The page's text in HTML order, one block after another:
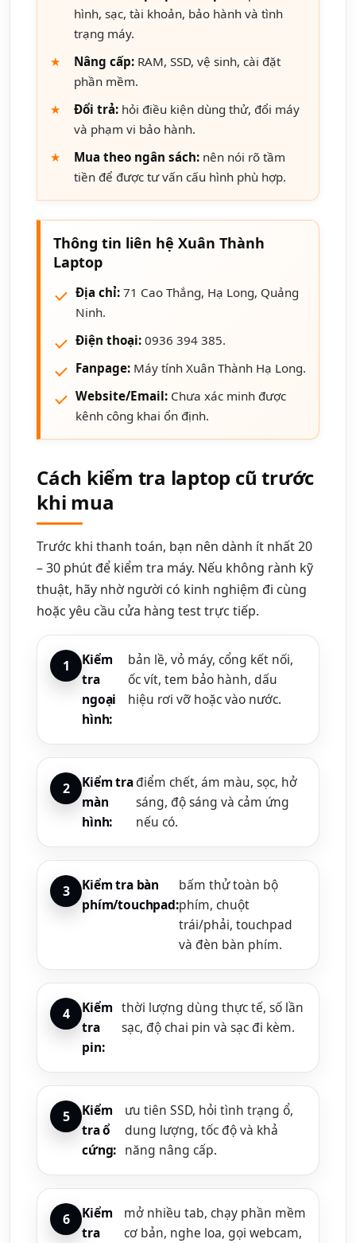
hình, sạc, tài khoản, bảo hành và tình
trạng máy.
Nâng cấp: RAM, SSD, vệ sinh, cài đặt
phần mềm.
Đổi trả: hỏi điều kiện dùng thử, đổi máy
và phạm vi bảo hành.
Mua theo ngân sách: nên nói rõ tầm
tiền để được tư vấn cấu hình phù hợp.
Thông tin liên hệ Xuân Thành
Laptop
Địa chỉ: 71 Cao Thắng, Hạ Long, Quảng
Ninh.
Điện thoại: 0936 394 385.
Fanpage: Máy tính Xuân Thành Hạ Long.
Website/Email: Chưa xác minh được
kênh công khai ổn định.
Cách kiểm tra laptop cũ trước
khi mua
Trước khi thanh toán, bạn nên dành ít nhất 20
– 30 phút để kiểm tra máy. Nếu không rành kỹ
thuật, hãy nhờ người có kinh nghiệm đi cùng
hoặc yêu cầu cửa hàng test trực tiếp.
Kiểm
tra
ngoại
hình:
bản lề, vỏ máy, cổng kết nối,
ốc vít, tem bảo hành, dấu
hiệu rơi vỡ hoặc vào nước.
Kiểm tra
màn
hình:
điểm chết, ám màu, sọc, hở
sáng, độ sáng và cảm ứng
nếu có.
Kiểm tra bàn
phím/touchpad:
bấm thử toàn bộ
phím, chuột
trái/phải, touchpad
và đèn bàn phím.
Kiểm
tra
pin:
thời lượng dùng thực tế, số lần
sạc, độ chai pin và sạc đi kèm.
Kiểm
tra ổ
cứng:
ưu tiên SSD, hỏi tình trạng ổ,
dung lượng, tốc độ và khả
năng nâng cấp.
Kiểm
tra
mở nhiều tab, chạy phần mềm
cơ bản, nghe loa, gọi webcam,